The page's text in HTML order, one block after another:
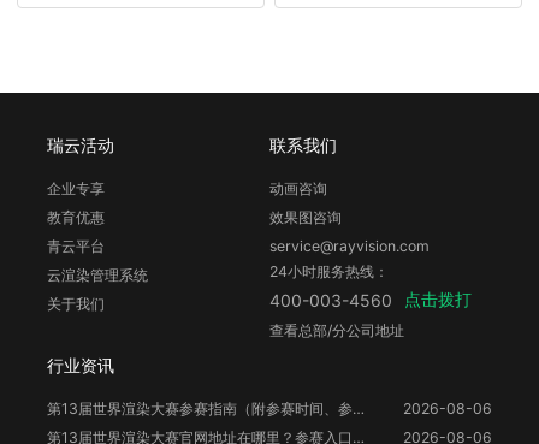
瑞云活动
企业专享
教育优惠
青云平台
云渲染管理系统
关于我们
行业资讯
第13届世界渲染大赛参赛指南（附参赛时间、参赛要求、赛事奖励等）
2026-08-06
第13届世界渲染大赛官网地址在哪里？参赛入口与信息整理
2026-08-06
联系我们
动画咨询
效果图咨询
service@rayvision.com
24小时服务热线：
400-003-4560 点击拨打
查看总部/分公司地址